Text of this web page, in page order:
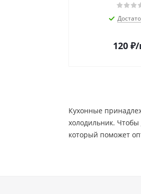
120 ₽/
Кухонные
холодильник.
который поможет